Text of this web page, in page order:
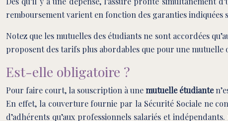
remboursement varient en fonction des garanties
Notez que les mutuelles des étudiants ne sont accordées
proposent des tarifs plus abordables que pour une mutuelle
Est-elle obligatoire ?
Pour faire court, la souscription à unemutuelle étudiante
En effet, la couverture fournie par la Sécurité Sociale ne
d’adhérents qu’aux professionnels salariés et